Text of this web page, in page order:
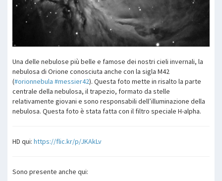
Una delle nebulose più belle e famose dei nostri cieli invernali, la
nebulosa di Orione conosciuta anche con la sigla M42
(#orionnebula #messier42). Questa foto mette in risalto la parte
centrale della nebulosa, il trapezio, formato da stelle
relativamente giovani e sono responsabili dell’illuminazione della
nebulosa. Questa foto è stata fatta con il filtro speciale H-alpha.
HD qui: https://flic.kr/p/JKAkLv
Sono presente anche qui: